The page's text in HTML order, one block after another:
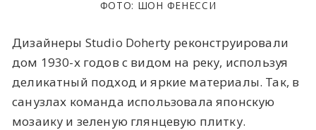
ФОТО: ШОН ФЕНЕССИ
Дизайнеры Studio Doherty реконструировали
дом 1930-х годов с видом на реку, используя
деликатный подход и яркие материалы. Так, в
санузлах команда использовала японскую
мозаику и зеленую глянцевую плитку.